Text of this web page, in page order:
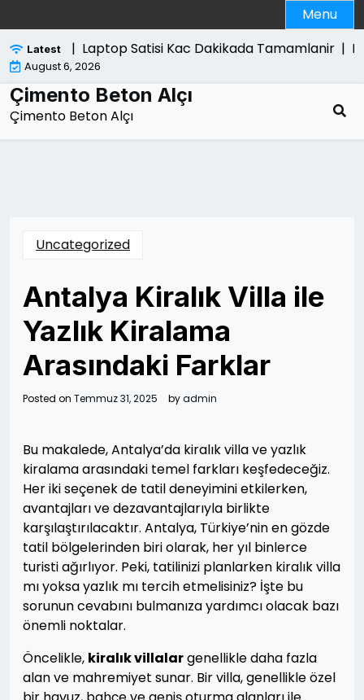
to
content
Menu
Latest
Etkiledigi | Laptop Satisi Kac Dakikada Tamamlanir |
August 6, 2026
Çimento Beton Alçı
Çimento Beton Alçı
Uncategorized
Antalya Kiralık Villa ile
Yazlık Kiralama
Arasındaki Farklar
Posted on Temmuz 31, 2025 byadmin
Bu makalede, Antalya’da kiralık villa ve yazlık
kiralama arasındaki temel farkları keşfedeceğiz.
Her iki seçenek de tatil deneyimini etkilerken,
avantajları ve dezavantajlarıyla birlikte
karşılaştırılacaktır. Antalya, Türkiye’nin en gözde
tatil bölgelerinden biri olarak, her yıl binlerce
turisti ağırlıyor. Peki, tatilinizi planlarken kiralık villa
mı yoksa yazlık mı tercih etmelisiniz? İşte bu
sorunun cevabını bulmanıza yardımcı olacak bazı
önemli noktalar.
Öncelikle, kiralık villalargenellikle daha fazla
alan ve mahremiyet sunar. Bir villa, genellikle özel